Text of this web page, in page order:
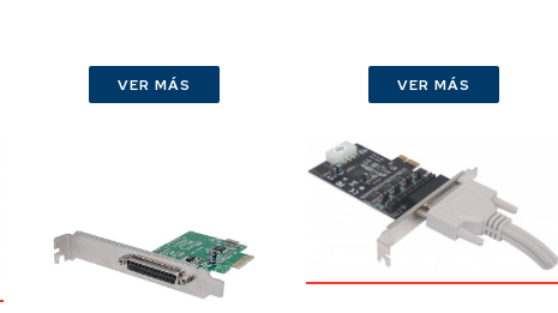
VER MÁS VER MÁS